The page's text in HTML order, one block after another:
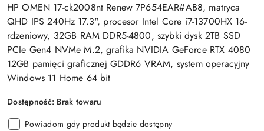
HP OMEN 17-ck2008nt Renew 7P654EAR#AB8, matryca
QHD IPS 240Hz 17.3", procesor Intel Core i7-13700HX 16-
rdzeniowy, 32GB RAM DDR5-4800, szybki dysk 2TB SSD
PCIe Gen4 NVMe M.2, grafika NVIDIA GeForce RTX 4080
12GB pamięci graficznej GDDR6 VRAM, system operacyjny
Windows 11 Home 64 bit
Dostępność: Brak towaru
Powiadom gdy produkt będzie dostępny